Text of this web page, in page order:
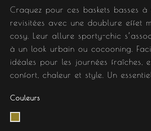
Craquez pour ces baskets basses à
revisitées avec une doublure effet
cosy. Leur allure sporty-chic
à un look urbain ou cocooning.
idéales pour les journées fraîches,
confort, chaleur et style. Un
Couleurs